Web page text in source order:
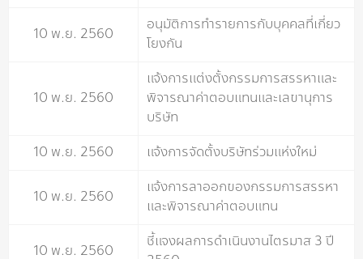
10 พ.ย. 2560
อนุมัติการทำรายการกับบุคคลที่เกี่ยว
โยงกัน
10 พ.ย. 2560
แจ้งการแต่งตั้งกรรมการสรรหาและ
พิจารณาค่าตอบแทนและเลขานุการ
บริษัท
10 พ.ย. 2560
แจ้งการจัดตั้งบริษัทร่วมแห่งใหม่
10 พ.ย. 2560
แจ้งการลาออกของกรรมการสรรหา
และพิจารณาค่าตอบแทน
10 พ.ย. 2560
ชี้แจงผลการดำเนินงานไตรมาส 3 ปี